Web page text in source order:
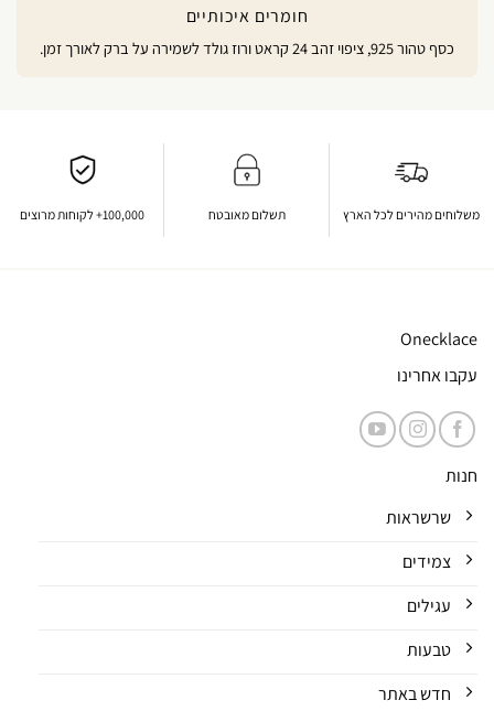
חומרים איכותיים
כסף טהור 925, ציפוי זהב 24 קראט ורוז גולד לשמירה על ברק לאורך זמן.
משלוחים מהירים לכל הארץ תשלום מאובטח 100,000+ לקוחות מרוצים
Onecklace
עקבו אחרינו
חנות
שרשראות
צמידים
עגילים
טבעות
חדש באתר